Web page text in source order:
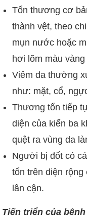
Tổn thương cơ
thành vệt, theo
mụn nước hoặc
hơi lõm màu
Viêm da thường
như: mặt, cổ,
Thương tổn tiếp
diện của kiến ba
quệt ra vùng da
Người bị đốt có
tổn trên diện
lân cận.
Tiến triển của